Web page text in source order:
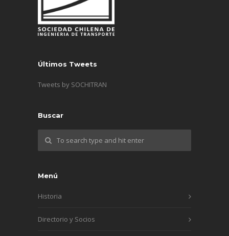
Últimos Tweets
Tweets by SOCHITRAN
Buscar
Menú
Historia
Directorio y Socios